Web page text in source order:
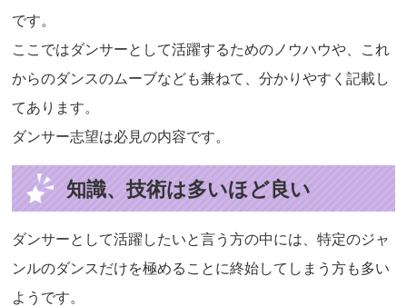
です。
ここではダンサーとして活躍するためのノウハウや、これ
からのダンスのムーブなども兼ねて、分かりやすく記載し
てあります。
ダンサー志望は必見の内容です。
知識、技術は多いほど良い
ダンサーとして活躍したいと言う方の中には、特定のジャ
ンルのダンスだけを極めることに終始してしまう方も多い
ようです。